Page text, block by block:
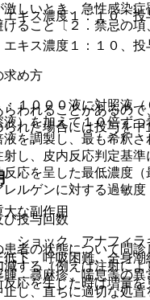
激しいとき、急性感染
けること〔２．禁忌の
われることがあるの
られた場合には投与を
な副作用
ショック、アナフィラ
低下、呼吸困難、全身
、蕁麻疹、喘息等の異
し、直ちに適切な処置
キス濃度１：１０、投
キス濃度１：１０、投
め方
１０００液に対照液
）を加えて１０倍ずつ
を調製し、最も希釈さ
射し、皮内反応判定基
応を呈した最低濃度（
ルゲンに対する過敏度
投与回数
者の状態について問
する（例えば注射に
応を生じた時は増量を